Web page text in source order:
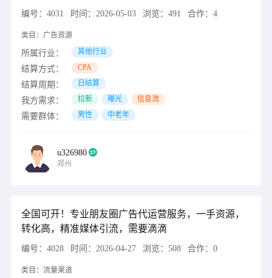
编号： 4031 时间： 2026-05-03 浏览： 491 合作： 4
类目： 广告资源
所属行业： 其他行业
结算方式： CPA
结算周期： 日结算
我方需求： 拉新 曝光 信息流
需要群体： 男性 中老年
u326980
郑州
全国可开！专业朋友圈广告代运营服务，一手资源，
转化高，精准媒体引流，需要滴滴
编号： 4028 时间： 2026-04-27 浏览： 508 合作： 0
类目： 流量渠道